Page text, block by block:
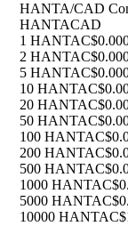
HANTA/CAD
HANTACAD
1 HANTA
2 HANTA
5 HANTA
10 HANTA
20 HANTA
50 HANTA
100 HANTA
200 HANTA
500 HANTA
1000 HANTA
5000 HANTA
10000 HANTA